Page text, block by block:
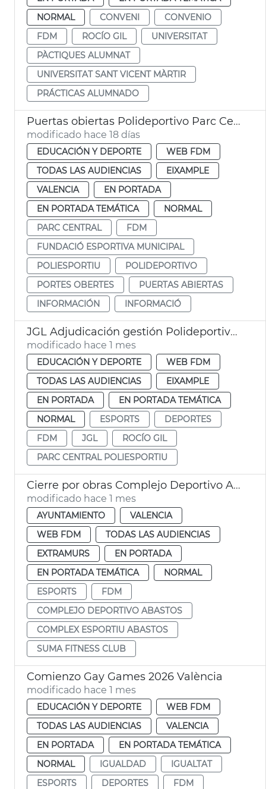
NORMAL
CONVENI
CONVENIO
FDM
ROCÍO GIL
UNIVERSITAT
PÀCTIQUES ALUMNAT
UNIVERSITAT SANT VICENT MÀRTIR
PRÁCTICAS ALUMNADO
Puertas obiertas Polideportivo Parc Central
modificado hace 18 días
EDUCACIÓN Y DEPORTE
WEB FDM
TODAS LAS AUDIENCIAS
EIXAMPLE
VALENCIA
EN PORTADA
EN PORTADA TEMÁTICA
NORMAL
PARC CENTRAL
FDM
FUNDACIÓ ESPORTIVA MUNICIPAL
POLIESPORTIU
POLIDEPORTIVO
PORTES OBERTES
PUERTAS ABIERTAS
INFORMACIÓN
INFORMACIÓ
JGL Adjudicación gestión Polideportivo Parc Central
modificado hace 1 mes
EDUCACIÓN Y DEPORTE
WEB FDM
TODAS LAS AUDIENCIAS
EIXAMPLE
EN PORTADA
EN PORTADA TEMÁTICA
NORMAL
ESPORTS
DEPORTES
FDM
JGL
ROCÍO GIL
PARC CENTRAL POLIESPORTIU
Cierre por obras Complejo Deportivo Alcances
modificado hace 1 mes
AYUNTAMIENTO
VALENCIA
WEB FDM
TODAS LAS AUDIENCIAS
EXTRAMURS
EN PORTADA
EN PORTADA TEMÁTICA
NORMAL
ESPORTS
FDM
COMPLEJO DEPORTIVO ABASTOS
COMPLEX ESPORTIU ABASTOS
SUMA FITNESS CLUB
Comienzo Gay Games 2026 València
modificado hace 1 mes
EDUCACIÓN Y DEPORTE
WEB FDM
TODAS LAS AUDIENCIAS
VALENCIA
EN PORTADA
EN PORTADA TEMÁTICA
NORMAL
IGUALDAD
IGUALTAT
ESPORTS
DEPORTES
FDM